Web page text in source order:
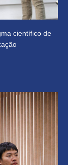
científico de